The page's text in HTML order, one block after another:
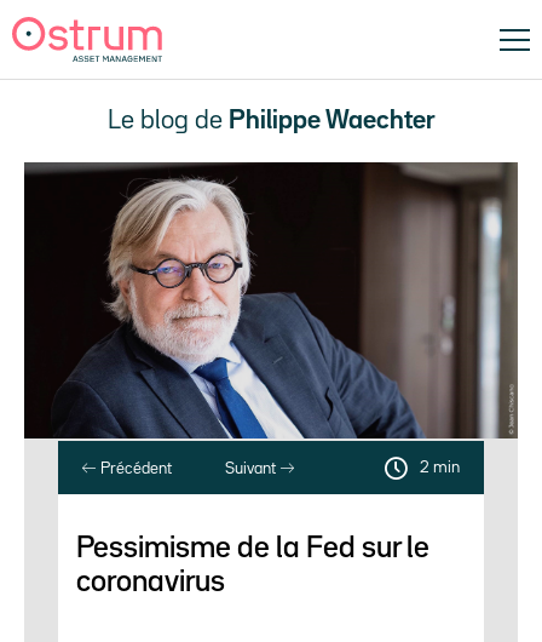
Le blog de Philippe Waechter
Précédent Suivant 2 min
Pessimisme de la Fed sur le
coronavirus